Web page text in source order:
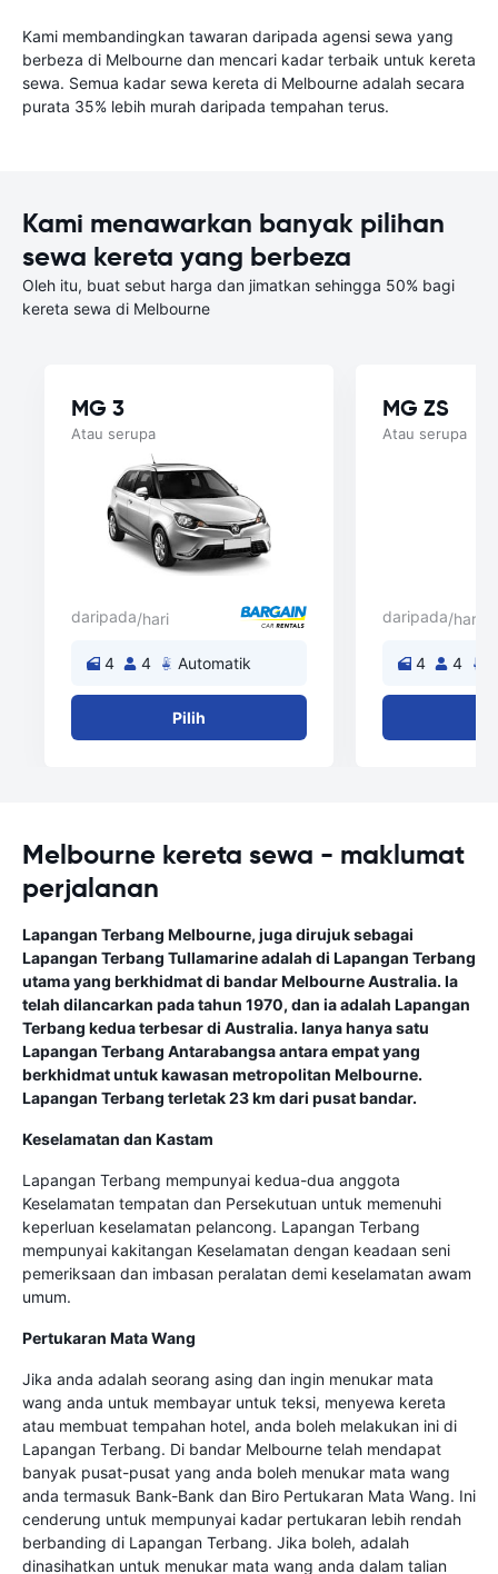
Kami membandingkan tawaran daripada agensi sewa yang
berbeza di Melbourne dan mencari kadar terbaik untuk kereta
sewa. Semua kadar sewa kereta di Melbourne adalah secara
purata 35% lebih murah daripada tempahan terus.
Kami menawarkan banyak pilihan
sewa kereta yang berbeza
Oleh itu, buat sebut harga dan jimatkan sehingga 50% bagi
kereta sewa di Melbourne
MG 3
Atau serupa
daripada/hari
4 4 Automatik
Pilih
MG ZS
Atau serupa
daripada/hari
4 4
Melbourne kereta sewa - maklumat
perjalanan
Lapangan Terbang Melbourne, juga dirujuk sebagai
Lapangan Terbang Tullamarine adalah di Lapangan Terbang
utama yang berkhidmat di bandar Melbourne Australia. Ia
telah dilancarkan pada tahun 1970, dan ia adalah Lapangan
Terbang kedua terbesar di Australia. Ianya hanya satu
Lapangan Terbang Antarabangsa antara empat yang
berkhidmat untuk kawasan metropolitan Melbourne.
Lapangan Terbang terletak 23 km dari pusat bandar.
Keselamatan dan Kastam
Lapangan Terbang mempunyai kedua-dua anggota
Keselamatan tempatan dan Persekutuan untuk memenuhi
keperluan keselamatan pelancong. Lapangan Terbang
mempunyai kakitangan Keselamatan dengan keadaan seni
pemeriksaan dan imbasan peralatan demi keselamatan awam
umum.
Pertukaran Mata Wang
Jika anda adalah seorang asing dan ingin menukar mata
wang anda untuk membayar untuk teksi, menyewa kereta
atau membuat tempahan hotel, anda boleh melakukan ini di
Lapangan Terbang. Di bandar Melbourne telah mendapat
banyak pusat-pusat yang anda boleh menukar mata wang
anda termasuk Bank-Bank dan Biro Pertukaran Mata Wang. Ini
cenderung untuk mempunyai kadar pertukaran lebih rendah
berbanding di Lapangan Terbang. Jika boleh, adalah
dinasihatkan untuk menukar mata wang anda dalam talian